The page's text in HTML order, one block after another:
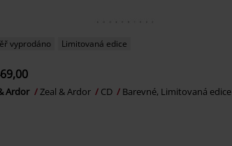
vyprodáno Limitovaná edice
Ardor Zeal & Ardor CD Barevné, Limitovaná edice